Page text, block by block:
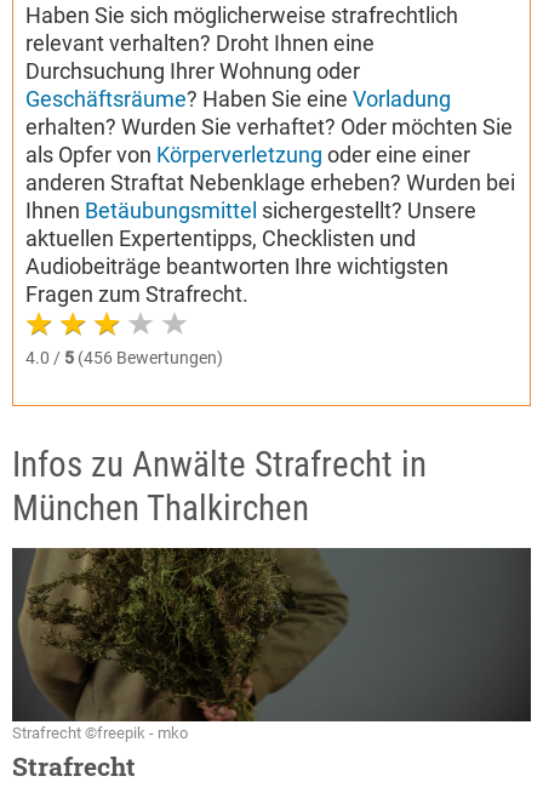
Haben Sie sich möglicherweise strafrechtlich
relevant verhalten? Droht Ihnen eine
Durchsuchung Ihrer Wohnung oder
Geschäftsräume? Haben Sie eine Vorladung
erhalten? Wurden Sie verhaftet? Oder möchten Sie
als Opfer von Körperverletzung oder eine einer
anderen Straftat Nebenklage erheben? Wurden bei
Ihnen Betäubungsmittel sichergestellt? Unsere
aktuellen Expertentipps, Checklisten und
Audiobeiträge beantworten Ihre wichtigsten
Fragen zum Strafrecht.
4.0 / 5 (456 Bewertungen)
Infos zu Anwälte Strafrecht in
München Thalkirchen
Strafrecht ©freepik - mko
Strafrecht